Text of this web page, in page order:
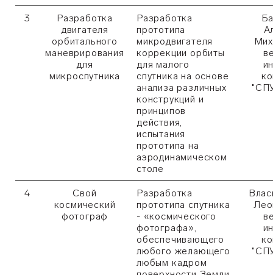
3
Разработка
двигателя
орбитального
маневрирования
для
микроспутника
Разработка
прототипа
микродвигателя
коррекции орбиты
для малого
спутника на основе
анализа различных
конструкций и
принципов
действия,
испытания
прототипа на
аэродинамическом
столе
4
Свой
космический
фотограф
Разработка
прототипа спутника
- «космического
фотографа»,
обеспечивающего
любого желающего
любым кадром